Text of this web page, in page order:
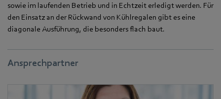
sowie im laufenden Betrieb und in Echtzeit erledigt werden. Für
den Einsatz an der Rückwand von Kühlregalen gibt es eine
diagonale Ausführung, die besonders flach baut.
Ansprechpartner